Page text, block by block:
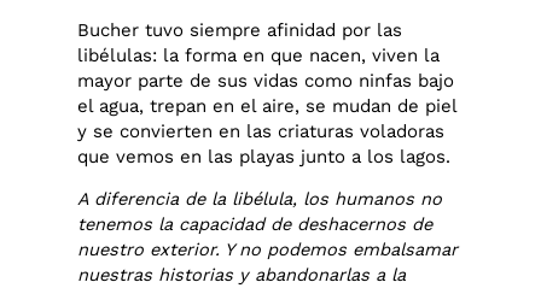
Bucher tuvo siempre afinidad por las
libélulas: la forma en que nacen, viven la
mayor parte de sus vidas como ninfas bajo
el agua, trepan en el aire, se mudan de piel
y se convierten en las criaturas voladoras
que vemos en las playas junto a los lagos.
A diferencia de la libélula, los humanos no
tenemos la capacidad de deshacernos de
nuestro exterior. Y no podemos embalsamar
nuestras historias y abandonarlas a la